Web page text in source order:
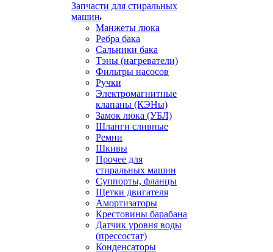
Запчасти для стиральных
машин
Манжеты люка
Ребра бака
Сальники бака
Тэны (нагреватели)
Фильтры насосов
Ручки
Электромагнитные
клапаны (КЭНы)
Замок люка (УБЛ)
Шланги сливные
Ремни
Шкивы
Прочее для
стиральных машин
Суппорты, фланцы
Щетки двигателя
Амортизаторы
Крестовины барабана
Датчик уровня воды
(прессостат)
Конденсаторы